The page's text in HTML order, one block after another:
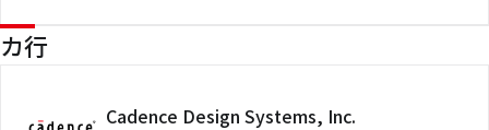
カ行
Cadence Design Systems, Inc.